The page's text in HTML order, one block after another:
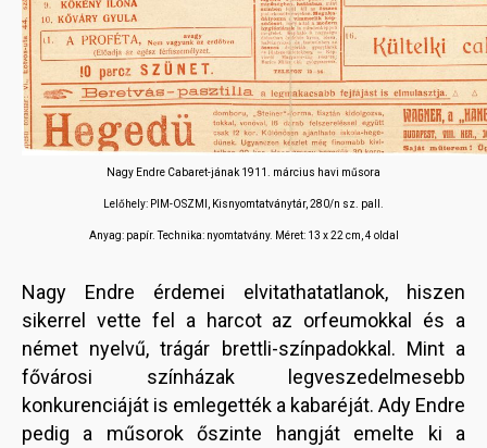
Nagy Endre Cabaret-jának 1911. március havi műsora
Lelőhely: PIM-OSZMI, Kisnyomtatványtár, 280/n sz. pall.
Anyag: papír. Technika: nyomtatvány. Méret: 13 x 22 cm, 4 oldal
Nagy Endre érdemei elvitathatatlanok, hiszen
sikerrel vette fel a harcot az orfeumokkal és a
német nyelvű, trágár brettli-színpadokkal. Mint a
fővárosi színházak legveszedelmesebb
konkurenciáját is emlegették a kabaréját. Ady Endre
pedig a műsorok őszinte hangját emelte ki a